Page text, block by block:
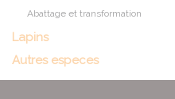
Abattage et transformation
Lapins
Autres especes